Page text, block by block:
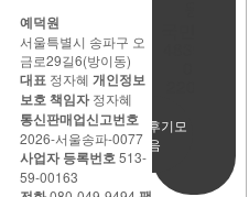
사용후기모
음
예덕원
서울특별시 송파구 오
금로29길6(방이동)
대표 정자혜 개인정보
보호 책임자정자혜
통신판매업신고번호
2026-서울송파-0077
사업자 등록번호513-
59-00163